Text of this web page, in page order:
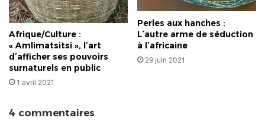
Afrique/Culture :
« Amlimatsitsi », l’art
d’afficher ses pouvoirs
surnaturels en public
1 avril 2021
Perles aux hanches :
L’autre arme de séduction
à l’africaine
29 juin 2021
4 commentaires